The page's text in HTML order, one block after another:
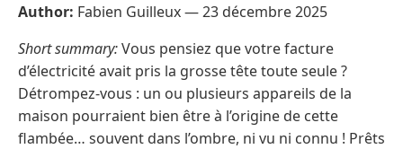
Author: Fabien Guilleux —23 décembre 2025
Short summary:Vous pensiez que votre facture
d’électricité avait pris la grosse tête toute seule ?
Détrompez-vous : un ou plusieurs appareils de la
maison pourraient bien être à l’origine de cette
flambée… souvent dans l’ombre, ni vu ni connu ! Prêts